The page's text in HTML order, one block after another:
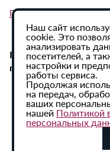
Политика в отношении
При использовании
гиперссылка на ИА
Наш сайт
cookie. Это
анализировать
посетителей, а
настройки и
работы сервиса.
Продолжая
на передач,
ваших
нашей Политикой
персональных